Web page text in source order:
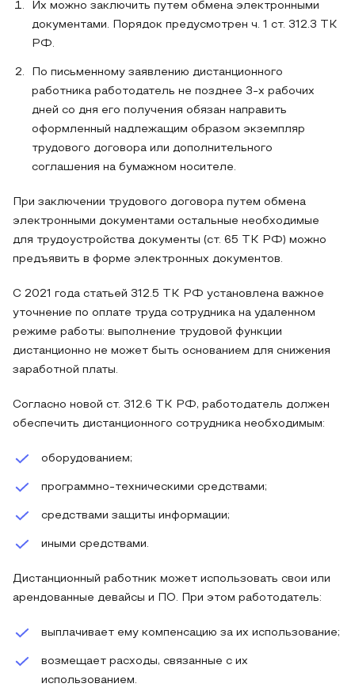
Их можно заключить путем обмена электронными
документами. Порядок предусмотрен ч. 1 ст. 312.3 ТК
РФ.
По письменному заявлению дистанционного
работника работодатель не позднее 3-х рабочих
дней со дня его получения обязан направить
оформленный надлежащим образом экземпляр
трудового договора или дополнительного
соглашения на бумажном носителе.
При заключении трудового договора путем обмена
электронными документами остальные необходимые
для трудоустройства документы (ст. 65 ТК РФ) можно
предъявить в форме электронных документов.
С 2021 года статьей 312.5 ТК РФ установлена важное
уточнение по оплате труда сотрудника на удаленном
режиме работы: выполнение трудовой функции
дистанционно не может быть основанием для снижения
заработной платы.
Согласно новой ст. 312.6 ТК РФ, работодатель должен
обеспечить дистанционного сотрудника необходимым:
оборудованием;
программно-техническими средствами;
средствами защиты информации;
иными средствами.
Дистанционный работник может использовать свои или
арендованные девайсы и ПО. При этом работодатель:
выплачивает ему компенсацию за их использование;
возмещает расходы, связанные с их
использованием.